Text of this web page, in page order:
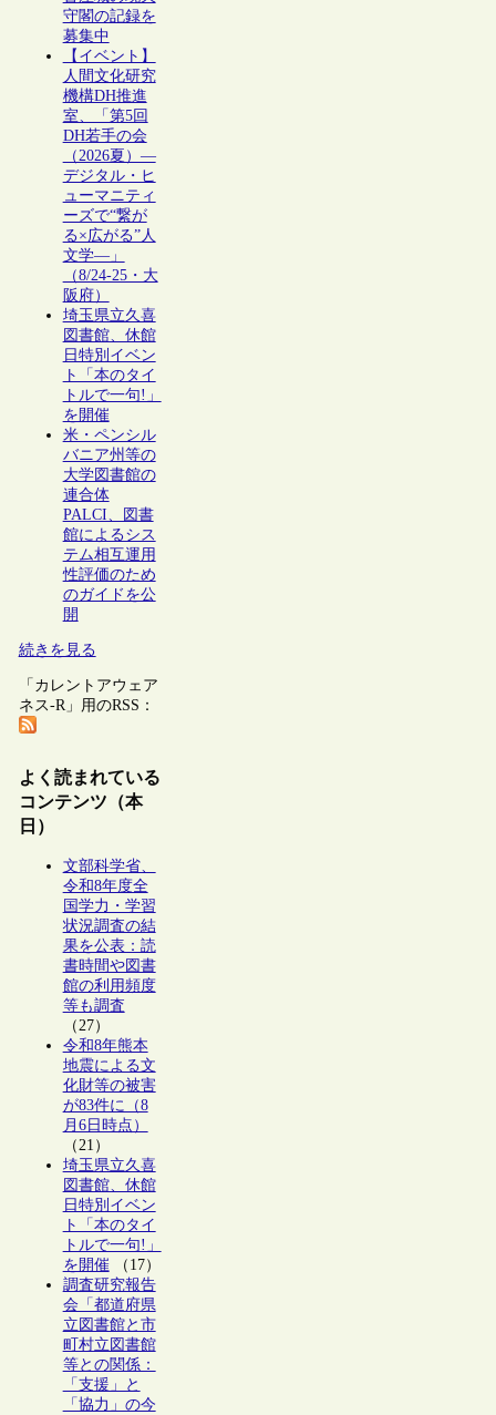
守閣の記録を
募集中
【イベント】
人間文化研究
機構DH推進
室、「第5回
DH若手の会
（2026夏）―
デジタル・ヒ
ューマニティ
ーズで“繋が
る×広がる”人
文学―」
（8/24-25・大
阪府）
埼玉県立久喜
図書館、休館
日特別イベン
ト「本のタイ
トルで一句!」
を開催
米・ペンシル
バニア州等の
大学図書館の
連合体
PALCI、図書
館によるシス
テム相互運用
性評価のため
のガイドを公
開
続きを見る
「カレントアウェア
ネス-R」用のRSS：
よく読まれている
コンテンツ（本
日）
文部科学省、
令和8年度全
国学力・学習
状況調査の結
果を公表：読
書時間や図書
館の利用頻度
等も調査
（27）
令和8年熊本
地震による文
化財等の被害
が83件に（8
月6日時点）
（21）
埼玉県立久喜
図書館、休館
日特別イベン
ト「本のタイ
トルで一句!」
を開催（17）
調査研究報告
会「都道府県
立図書館と市
町村立図書館
等との関係：
「支援」と
「協力」の今